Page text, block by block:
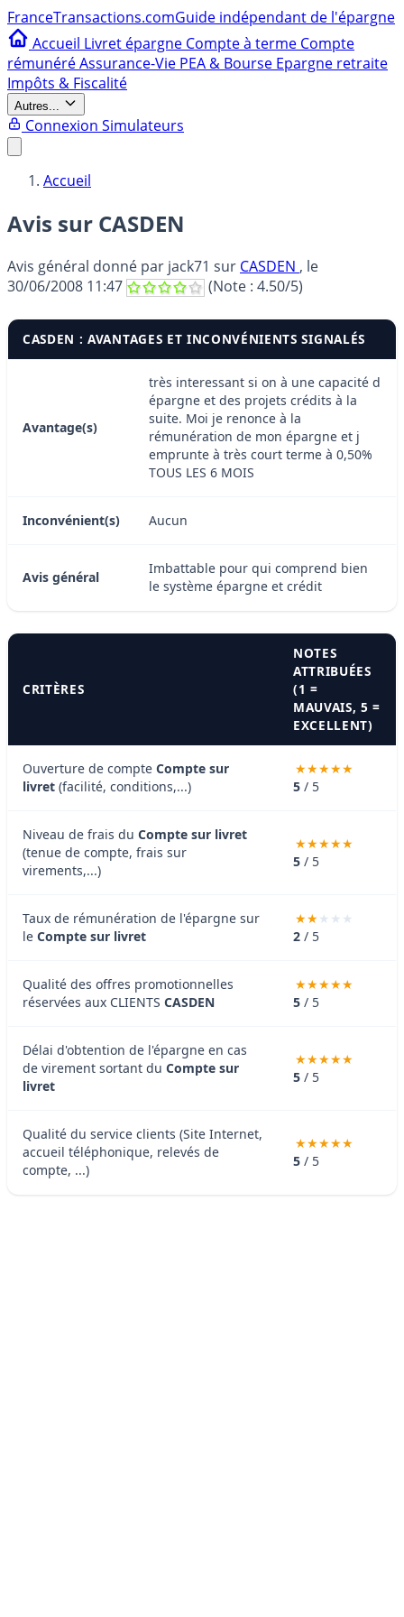
FranceTransactions.comGuide indépendant de l'épargne
Accueil Livret épargne Compte à terme Compte
rémunéréAssurance-Vie PEA & Bourse Epargne retraite
Impôts & Fiscalité
Autres...
Connexion Simulateurs
Accueil
Avis sur CASDEN
Avis général donné par jack71 sur CASDEN , le
30/06/2008 11:47
(Note : 4.50/5)
CASDEN : AVANTAGES ET INCONVÉNIENTS SIGNALÉS
Avantage(s)
très interessant si on à une capacité d
épargne et des projets crédits à la
suite. Moi je renonce à la
rémunération de mon épargne et j
emprunte à très court terme à 0,50%
TOUS LES 6 MOIS
Inconvénient(s) Aucun
Avis général
Imbattable pour qui comprend bien
le système épargne et crédit
CRITÈRES
NOTES
ATTRIBUÉES
(1 =
MAUVAIS, 5 =
EXCELLENT)
Ouverture de compte Compte sur
livret (facilité, conditions,...) 5 / 5
Niveau de frais du Compte sur livret
(tenue de compte, frais sur
virements,...)
5 / 5
Taux de rémunération de l'épargne sur
le Compte sur livret 2 / 5
Qualité des offres promotionnelles
réservées aux CLIENTS CASDEN 5 / 5
Délai d'obtention de l'épargne en cas
de virement sortant du Compte sur
livret
5 / 5
Qualité du service clients (Site Internet,
accueil téléphonique, relevés de
compte, ...)
5 / 5